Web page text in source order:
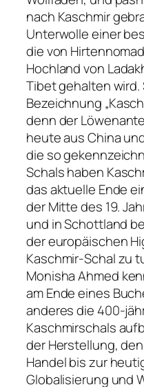
nach Kaschmir
Unterwolle einer
die von
Hochland von
Tibet gehalten wird.
Bezeichnung
denn der
heute aus China
die so
Schals haben
das aktuelle Ende
der Mitte des 19.
und in Schottland
der europäischen
Kaschmir-Schal zu
Monisha Ahmed
am Ende eines
anderes die 400-
Kaschmirschals
der Herstellung,
Handel bis zur
Globalisierung und